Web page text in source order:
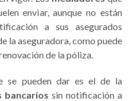
enviar, aunque no están
a sus asegurados
la aseguradora, como puede
de la póliza.
se pueden dar es el de la
bancarios sin notificación a